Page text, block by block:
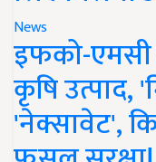
News
इफको-एमसी
कृषि उत्पाद,
'नेक्सावेट',